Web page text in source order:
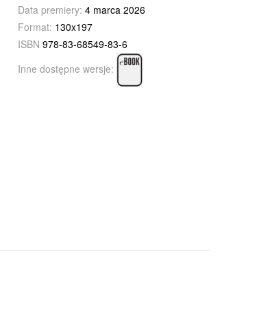
Data premiery: 4 marca 2026
Format: 130x197
ISBN 978-83-68549-83-6
Inne dostępne wersje: